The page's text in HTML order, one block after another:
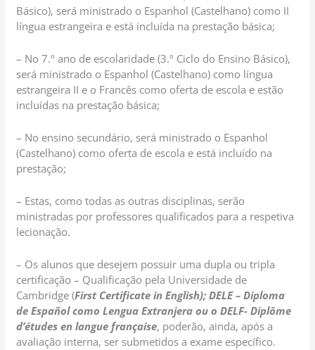
Básico), será ministrado o Espanhol (Castelhano) como II
língua estrangeira e está incluída na prestação básica;
– No 7.º ano de escolaridade (3.º Ciclo do Ensino Básico),
será ministrado o Espanhol (Castelhano) como língua
estrangeira II e o Francês como oferta de escola e estão
incluídas na prestação básica;
– No ensino secundário, será ministrado o Espanhol
(Castelhano) como oferta de escola e está incluído na
prestação;
– Estas, como todas as outras disciplinas, serão
ministradas por professores qualificados para a respetiva
lecionação.
– Os alunos que desejem possuir uma dupla ou tripla
certificação – Qualificação pela Universidade de
Cambridge (First Certificate in English); DELE –Diploma
de Español como Lengua Extranjera ou o DELF- Diplôme
d’études en langue française, poderão, ainda, após a
avaliação interna, ser submetidos a exame específico.